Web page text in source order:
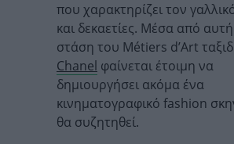
που χαρακτηρίζει τον
και δεκαετίες. Μέσα από
στάση του Métiers d’Art
Chanel φαίνεται έτοιμη να
δημιουργήσει ακόμα ένα
κινηματογραφικό fashion
θα συζητηθεί.